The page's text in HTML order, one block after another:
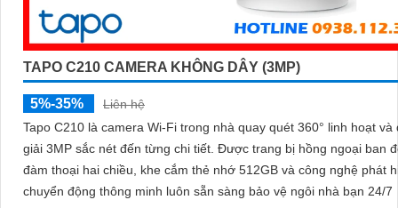
TAPO C210 CAMERA KHÔNG DÂY (3MP)
5%-35%
Liên hệ
Tapo C210 là camera Wi-Fi trong nhà quay quét 360° linh hoạt và
giải 3MP sắc nét đến từng chi tiết. Được trang bị hồng ngoại ban đêm,
đàm thoại hai chiều, khe cắm thẻ nhớ 512GB và công nghệ phát
chuyển động thông minh luôn sẵn sàng bảo vệ ngôi nhà bạn 24/7